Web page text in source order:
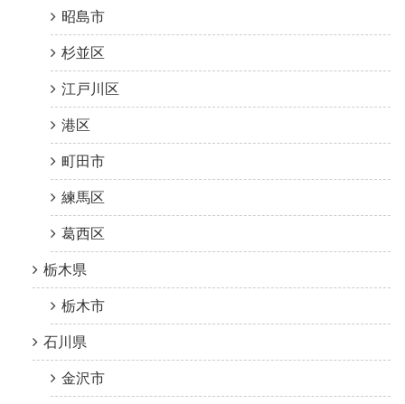
昭島市
杉並区
江戸川区
港区
町田市
練馬区
葛西区
栃木県
栃木市
石川県
金沢市